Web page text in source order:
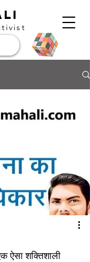
ऐसा शक्तिशाली